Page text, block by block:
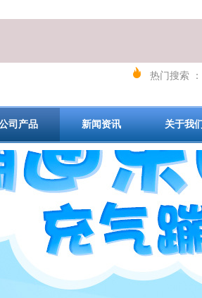
热门搜索 ：
司产品 新闻资讯 关于我